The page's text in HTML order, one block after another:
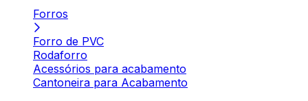
Forros
Forro de PVC
Rodaforro
Acessórios para acabamento
Cantoneira para Acabamento